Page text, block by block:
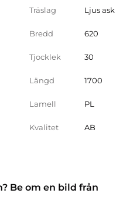
Träslag Ljus ask
Bredd 620
Tjocklek 30
Längd 1700
Lamell PL
Kvalitet AB
Be om en bild från